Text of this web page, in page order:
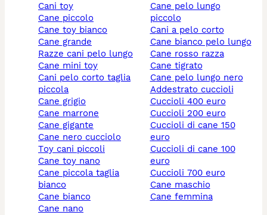
cani toy
cane piccolo
cane toy bianco
cane grande
razze cani pelo lungo
cane mini toy
cani pelo corto taglia
piccola
cane grigio
cane marrone
cane gigante
cane nero cucciolo
toy cani piccoli
cane toy nano
cane piccola taglia
bianco
cane bianco
cane nano
cane pelo lungo
piccolo
cani a pelo corto
cane bianco pelo lungo
cane rosso razza
cane tigrato
cane pelo lungo nero
addestrato cuccioli
cuccioli 400 euro
cuccioli 200 euro
cuccioli di cane 150
euro
cuccioli di cane 100
euro
cuccioli 700 euro
cane maschio
cane femmina